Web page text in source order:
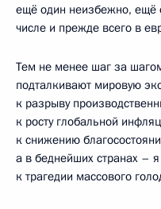
ещё один неизбежно, ещё
числе и прежде всего в
Тем не менее шаг за
подталкивают мировую
к разрыву
к росту глобальной
к снижению
а в беднейших странах –
к трагедии массового